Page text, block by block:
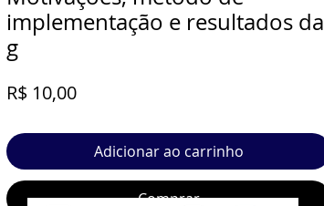
implementação e resultados da
g
R$ 10,00Preço
Adicionar ao carrinho
Comprar